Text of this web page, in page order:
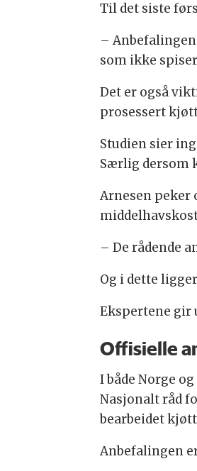
Til det siste
–
som ikke
Det er også
prosessert
Studien sier
Særlig dersom
Arnesen peker
– De rådende
Og i dette
Ekspertene gir
Offisielle
I både Norge
Nasjonalt råd
bearbeidet
Anbefalingen